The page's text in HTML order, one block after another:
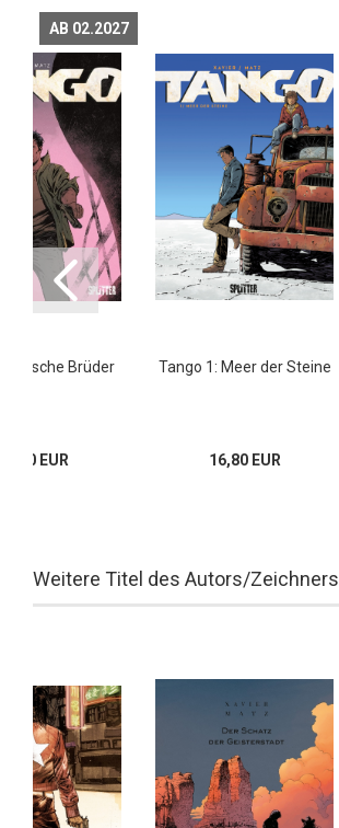
AB 02.2027
Falsche Brüder
EUR
Tango 1: Meer der Steine
16,80 EUR
Weitere Titel des Autors/Zeichners